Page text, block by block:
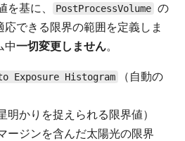
基に、 PostProcessVolume の
できる限界の範囲を定義しま
中一切変更しません。
Exposure Histogram
（自動の
星明かりを捉えられる限界値）
マージンを含んだ太陽光の限界